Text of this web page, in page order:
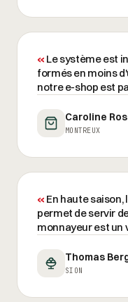
« Le système est
formés en moins
notre e-shop est
Caroline
MONTREUX
« En haute
permet de servir
monnayeur est un
Thomas
SION